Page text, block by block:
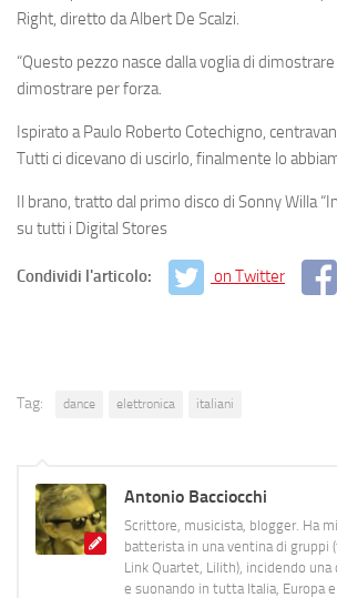
Right, diretto daAlbert De Scalzi.
“Questo pezzo nasce dalla voglia di
dimostrare per forza.
Ispirato a Paulo Roberto Cotechigno,
Tutti ci dicevano di uscirlo, finalmente lo
Il brano, tratto dal primo disco di Sonny Willa
su tutti i Digital Stores
Condividi l'articolo: on Twitter
Tag: dance elettronica italiani
Antonio Bacciocchi
Scrittore, musicista, blogger. Ha
batterista in una ventina di gruppi
Link Quartet, Lilith), incidendo una
e suonando in tutta Italia, Europa